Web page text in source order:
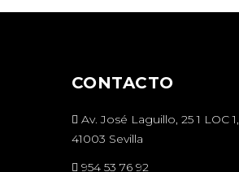
CONTACTO
Av. José Laguillo, 25 1 LOC 1,
41003 Sevilla
954 53 76 92